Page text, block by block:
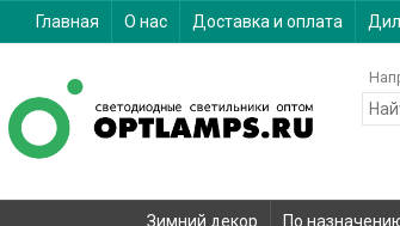
Главная О нас Доставка и оплата
Зимний декор По